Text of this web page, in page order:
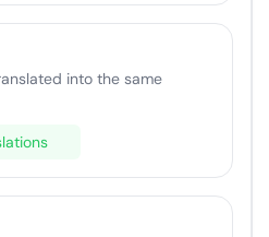
into the same